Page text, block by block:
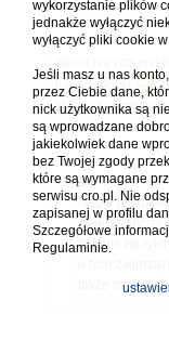
takie wnioski.
którym się
innych powodów.
Nagle ryk
zwierza
to jeleń na
także rano
wykorzystanie plików
jednakże wyłączyć
wyłączyć pliki cookie
Jeśli masz u nas
przez Ciebie dane,
nick użytkownika są
są wprowadzane
jakiekolwiek dane
bez Twojej zgody
które są wymagane
serwisu cro.pl. Nie
zapisanej w profilu
Szczegółowe
Regulaminie.